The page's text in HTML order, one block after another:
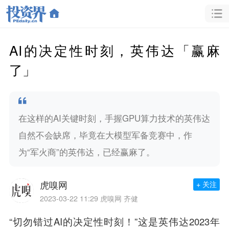
AI的决定性时刻，英伟达「赢麻
了」
在这样的AI关键时刻，手握GPU算力技术的英伟达
自然不会缺席，毕竟在大模型军备竞赛中，作
为“军火商”的英伟达，已经赢麻了。
虎嗅网
2023-03-22 11:29 虎嗅网 齐健
+ 关注
“切勿错过AI的决定性时刻！”这是英伟达2023年